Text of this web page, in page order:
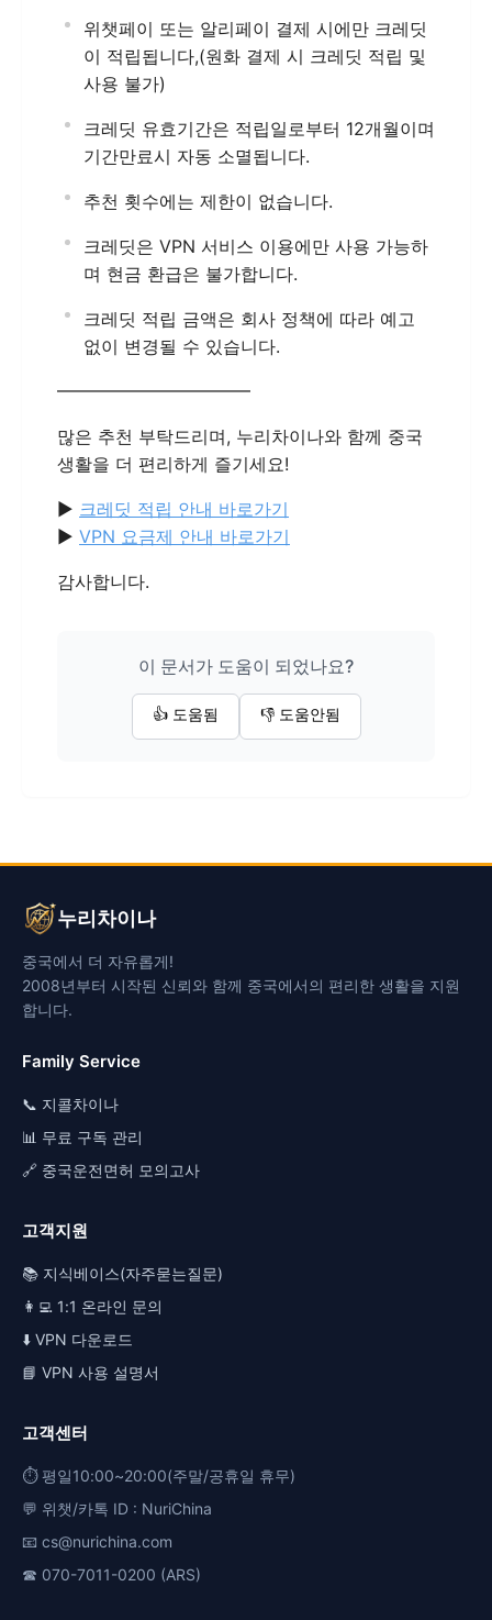
위챗페이 또는 알리페이 결제 시에만 크레딧
이 적립됩니다,(원화 결제 시 크레딧 적립 및
사용 불가)
크레딧 유효기간은 적립일로부터 12개월이며
기간만료시 자동 소멸됩니다.
추천 횟수에는 제한이 없습니다.
크레딧은 VPN 서비스 이용에만 사용 가능하
며 현금 환급은 불가합니다.
크레딧 적립 금액은 회사 정책에 따라 예고
없이 변경될 수 있습니다.
━━━━━━━━━━━
많은 추천 부탁드리며, 누리차이나와 함께 중국
생활을 더 편리하게 즐기세요!
▶ 크레딧 적립 안내 바로가기
▶ VPN 요금제 안내 바로가기
감사합니다.
이 문서가 도움이 되었나요?
👍 도움됨 👎 도움안됨
누리차이나
중국에서 더 자유롭게!
2008년부터 시작된 신뢰와 함께 중국에서의 편리한 생활을 지원
합니다.
Family Service
📞 지콜차이나
📊 무료 구독 관리
🔗 중국운전면허 모의고사
고객지원
📚 지식베이스(자주묻는질문)
👩‍💻 1:1 온라인 문의
⬇️ VPN 다운로드
📘 VPN 사용 설명서
고객센터
⏱️ 평일10:00~20:00(주말/공휴일 휴무)
💬 위챗/카톡 ID : NuriChina
📧 cs@nurichina.com
☎ 070-7011-0200 (ARS)